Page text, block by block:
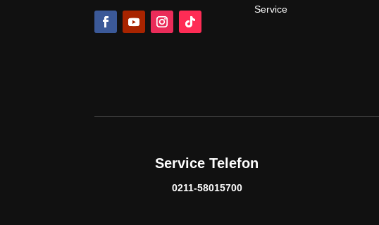
Service
Service Telefon
0211-58015700